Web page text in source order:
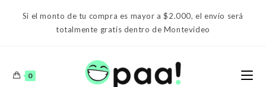
Si el monto de tu compra es mayor a $2.000, el envío será
totalmente gratis dentro de Montevideo
0